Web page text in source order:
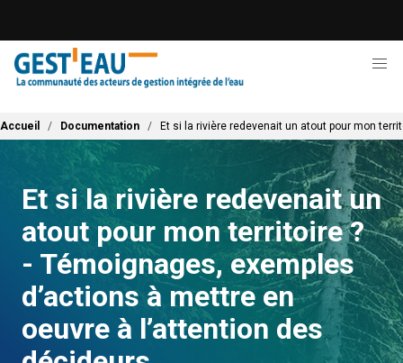
contenu
principal
Fil d'Ariane
Accueil Documentation Et si la rivière redevenait un atout pour mon
Et si la rivière redevenait un
atout pour mon territoire ?
- Témoignages, exemples
d’actions à mettre en
oeuvre à l’attention des